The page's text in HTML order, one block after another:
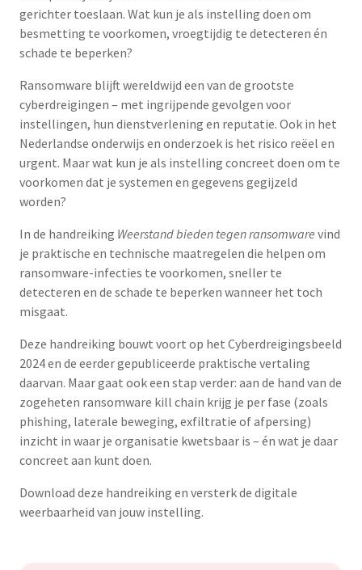
gerichter toeslaan. Wat kun je als instelling doen om
besmetting te voorkomen, vroegtijdig te detecteren én
schade te beperken?
Ransomware blijft wereldwijd een van de grootste
cyberdreigingen – met ingrijpende gevolgen voor
instellingen, hun dienstverlening en reputatie. Ook in het
Nederlandse onderwijs en onderzoek is het risico reëel en
urgent. Maar wat kun je als instelling concreet doen om te
voorkomen dat je systemen en gegevens gegijzeld
worden?
In de handreiking Weerstand bieden tegen ransomware vind
je praktische en technische maatregelen die helpen om
ransomware-infecties te voorkomen, sneller te
detecteren en de schade te beperken wanneer het toch
misgaat.
Deze handreiking bouwt voort op het Cyberdreigingsbeeld
2024 en de eerder gepubliceerde praktische vertaling
daarvan. Maar gaat ook een stap verder: aan de hand van de
zogeheten ransomware kill chain krijg je per fase (zoals
phishing, laterale beweging, exfiltratie of afpersing)
inzicht in waar je organisatie kwetsbaar is – én wat je daar
concreet aan kunt doen.
Download deze handreiking en versterk de digitale
weerbaarheid van jouw instelling.